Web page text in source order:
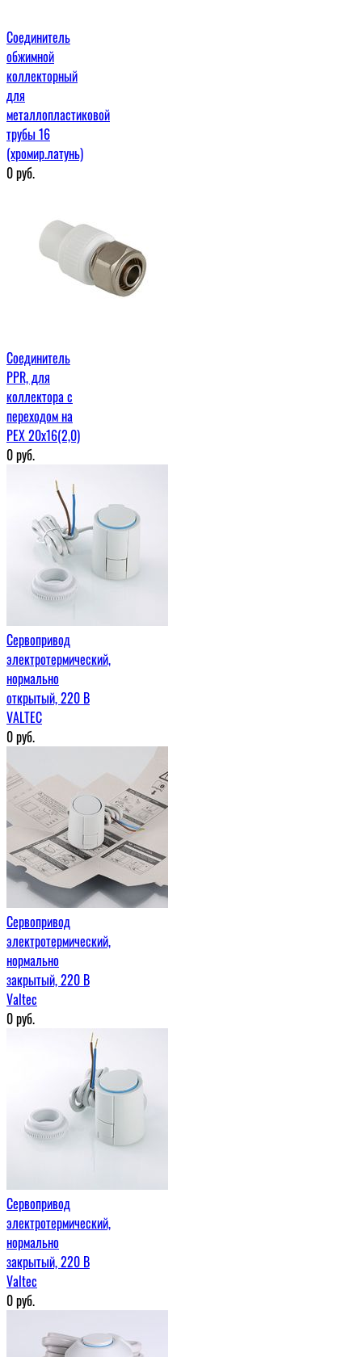
Соединитель
обжимной
коллекторный
для
металлопластиковой
трубы 16
(хромир.латунь)
0руб.
Соединитель
PPR, для
коллектора с
переходом на
РЕХ 20х16(2,0)
0руб.
Сервопривод
электротермический,
нормально
открытый, 220 В
VALTEC
0руб.
Сервопривод
электротермический,
нормально
закрытый, 220 В
Valtec
0руб.
Сервопривод
электротермический,
нормально
закрытый, 220 В
Valtec
0руб.